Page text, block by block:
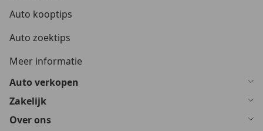
Auto kooptips
Auto zoektips
Meer informatie
Auto verkopen
Zakelijk
Over ons